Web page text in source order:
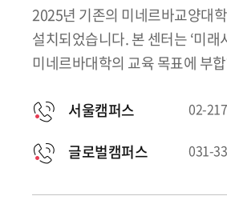
2025년 기존의 미네르바교양대
설치되었습니다. 본 센터는 ‘미
미네르바대학의 교육 목표에 부
서울캠퍼스 02-
글로벌캠퍼스 031-